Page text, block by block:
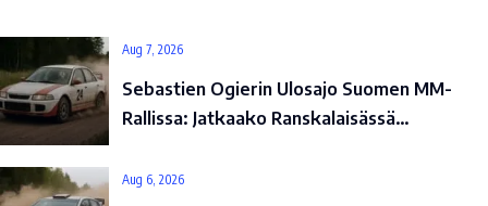
Aug 7, 2026
Sebastien Ogierin Ulosajo Suomen MM-
Rallissa: Jatkaako Ranskalaisässä…
Aug 6, 2026